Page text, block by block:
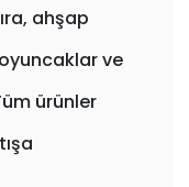
ahşap
ve
ürünler